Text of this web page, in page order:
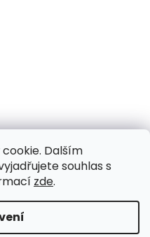
Dalším
souhlas s
zde.
úprava cen a popisů
Shoptet